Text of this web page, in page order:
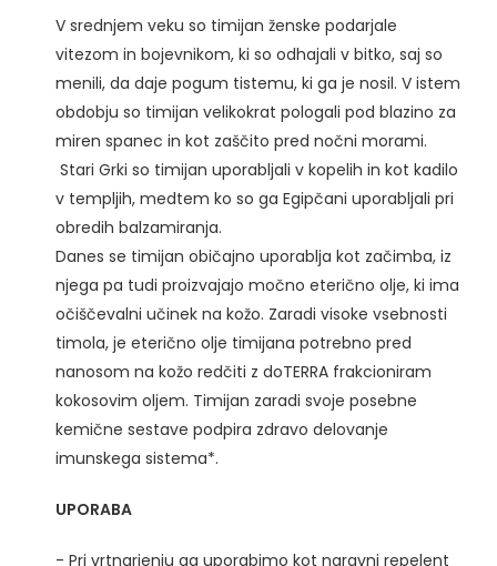
V srednjem veku so timijan ženske podarjale
vitezom in bojevnikom, ki so odhajali v bitko, saj so
menili, da daje pogum tistemu, ki ga je nosil. V istem
obdobju so timijan velikokrat pologali pod blazino za
miren spanec in kot zaščito pred nočni morami.
Stari Grki so timijan uporabljali v kopelih in kot kadilo
v templjih, medtem ko so ga Egipčani uporabljali pri
obredih balzamiranja.
Danes se timijan običajno uporablja kot začimba, iz
njega pa tudi proizvajajo močno eterično olje, ki ima
očiščevalni učinek na kožo. Zaradi visoke vsebnosti
timola, je eterično olje timijana potrebno pred
nanosom na kožo redčiti z doTERRA frakcioniram
kokosovim oljem. Timijan zaradi svoje posebne
kemične sestave podpira zdravo delovanje
imunskega sistema*.
UPORABA
- Pri vrtnarjenju ga uporabimo kot naravni repelent